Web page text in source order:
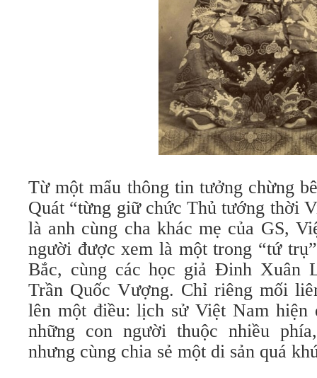
Từ một mẩu thông tin tưởng chừng
Quát “từng giữ chức Thủ tướng thời
là anh cùng cha khác mẹ của GS,
người được xem là một trong “tứ
Bắc, cùng các học giả Đinh Xuân
Trần Quốc Vượng. Chỉ riêng mối
lên một điều: lịch sử Việt Nam hiện
những con người thuộc nhiều
nhưng cùng chia sẻ một di sản quá